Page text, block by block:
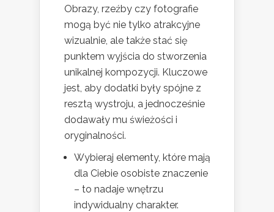
Obrazy, rzeźby czy fotografie
mogą być nie tylko atrakcyjne
wizualnie, ale także stać się
punktem wyjścia do stworzenia
unikalnej kompozycji. Kluczowe
jest, aby dodatki były spójne z
resztą wystroju, a jednocześnie
dodawały mu świeżości i
oryginalności.
Wybieraj elementy, które mają
dla Ciebie osobiste znaczenie
– to nadaje wnętrzu
indywidualny charakter.